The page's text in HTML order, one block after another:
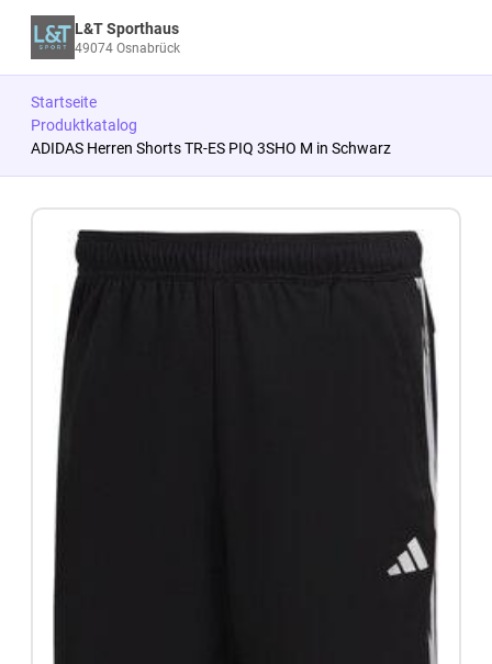
L&T Sporthaus
49074 Osnabrück
Startseite
Produktkatalog
ADIDAS Herren Shorts TR-ES PIQ 3SHO M in Schwarz